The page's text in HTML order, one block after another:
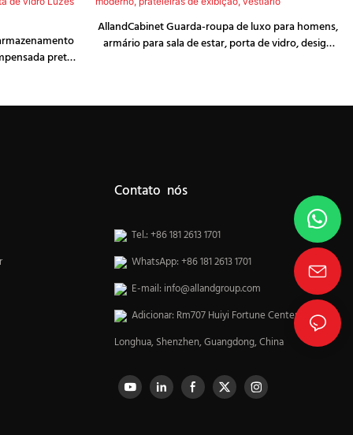
preta
AllandCabinet Guarda-roupa de luxo para homens,
armário para sala de estar, porta de vidro, design
Contato nós
Tel.: +86 181 2613 1701
WhatsApp: +86 181 2613 1701
E-mail: info@allandgroup.com
Adicionar: Rm707 Huiyi Fortune Center,
Longhua, Shenzhen, Guangdong, China